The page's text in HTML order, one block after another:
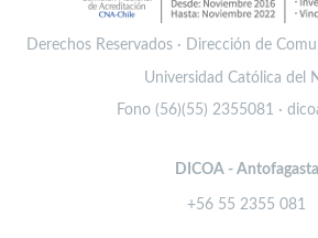
Derechos Reservados · Dirección de
Universidad Católica del
Fono (56)(55) 2355081 ·
DICOA - Antofagasta
+56 55 2355 081